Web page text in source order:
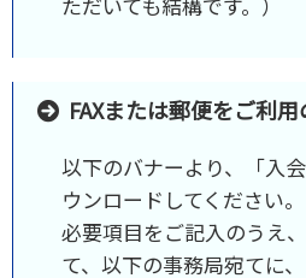
FAXまたは郵便をご利用
以下のバナーより、「入
ウンロードしてください。
必要項目をご記入のうえ
て、以下の事務局宛てに